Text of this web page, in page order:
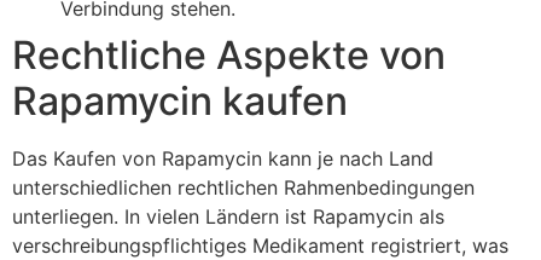
Verbindung stehen.
Rechtliche Aspekte von
Rapamycin kaufen
Das Kaufen von Rapamycin kann je nach Land
unterschiedlichen rechtlichen Rahmenbedingungen
unterliegen. In vielen Ländern ist Rapamycin als
verschreibungspflichtiges Medikament registriert, was